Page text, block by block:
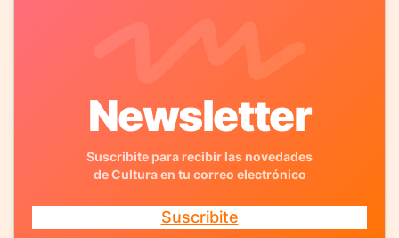
Newsletter
Suscribite para recibir las novedades
de Cultura en tu correo electrónico
Suscribite